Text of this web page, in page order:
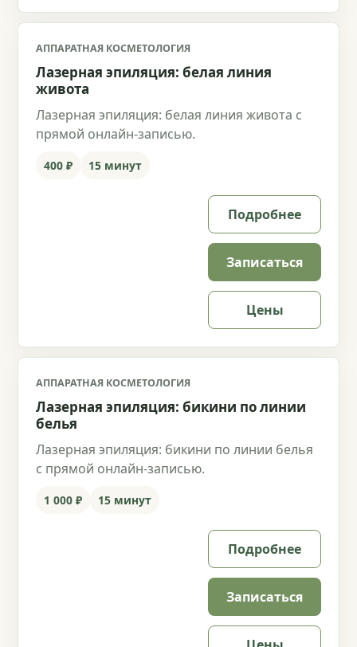
АППАРАТНАЯ КОСМЕТОЛОГИЯ
Лазерная эпиляция: белая линия
живота
Лазерная эпиляция: белая линия живота с
прямой онлайн-записью.
400 ₽ 15 минут
Подробнее
Записаться
Цены
АППАРАТНАЯ КОСМЕТОЛОГИЯ
Лазерная эпиляция: бикини по линии
белья
Лазерная эпиляция: бикини по линии белья
с прямой онлайн-записью.
1 000 ₽ 15 минут
Подробнее
Записаться